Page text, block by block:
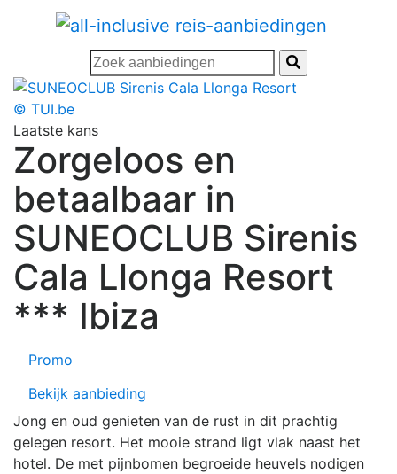
© TUI.be
Laatste kans
Zorgeloos en
betaalbaar in
SUNEOCLUB Sirenis
Cala Llonga Resort
*** Ibiza
Promo
Bekijk aanbieding
Jong en oud genieten van de rust in dit prachtig
gelegen resort. Het mooie strand ligt vlak naast het
hotel. De met pijnbomen begroeide heuvels nodigen